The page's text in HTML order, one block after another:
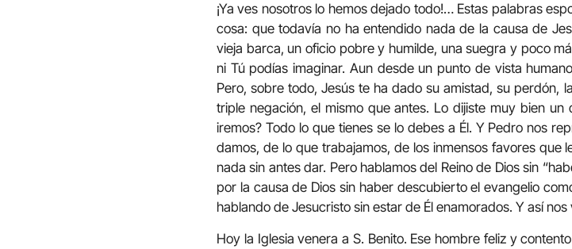
¡Ya ves nosotros lo hemos dejado todo!… Estas palabras
cosa: que todavía no ha entendido nada de la causa de
vieja barca, un oficio pobre y humilde, una suegra y poco
ni Tú podías imaginar. Aun desde un punto de vista
Pero, sobre todo, Jesús te ha dado su amistad, su perdón,
triple negación, el mismo que antes. Lo dijiste muy bien
iremos? Todo lo que tienes se lo debes a Él. Y Pedro nos
damos, de lo que trabajamos, de los inmensos favores que
nada sin antes dar. Pero hablamos del Reino de Dios sin
por la causa de Dios sin haber descubierto el evangelio
hablando de Jesucristo sin estar de Él enamorados. Y así
Hoy la Iglesia venera a S. Benito. Ese hombre feliz y